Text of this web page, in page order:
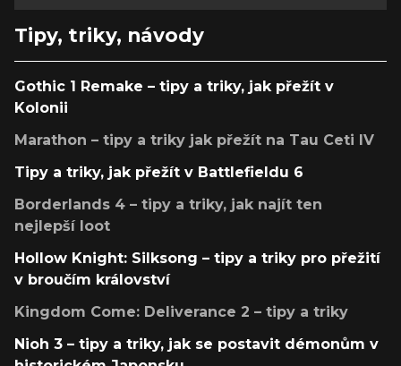
Tipy, triky, návody
Gothic 1 Remake – tipy a triky, jak přežít v
Kolonii
Marathon – tipy a triky jak přežít na Tau Ceti IV
Tipy a triky, jak přežít v Battlefieldu 6
Borderlands 4 – tipy a triky, jak najít ten
nejlepší loot
Hollow Knight: Silksong – tipy a triky pro přežití
v broučím království
Kingdom Come: Deliverance 2 – tipy a triky
Nioh 3 – tipy a triky, jak se postavit démonům v